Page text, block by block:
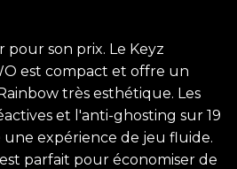
pour son prix. Le Keyz
est compact et offre un
très esthétique. Les
et l'anti-ghosting sur 19
une expérience de jeu fluide.
parfait pour économiser de